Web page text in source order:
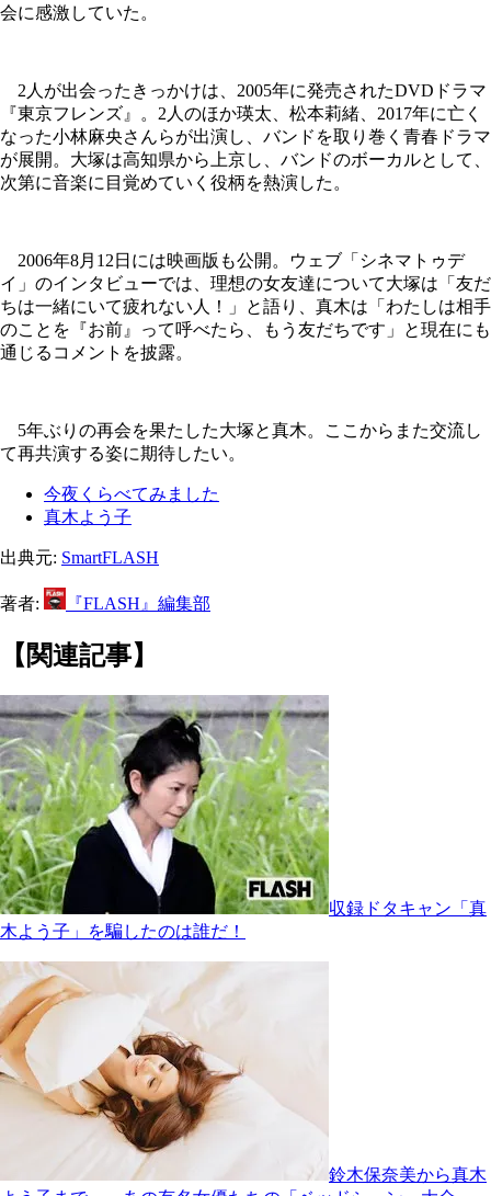
会に感激していた。
2人が出会ったきっかけは、2005年に発売されたDVDドラマ
『東京フレンズ』。2人のほか瑛太、松本莉緒、2017年に亡く
なった小林麻央さんらが出演し、バンドを取り巻く青春ドラマ
が展開。大塚は高知県から上京し、バンドのボーカルとして、
次第に音楽に目覚めていく役柄を熱演した。
2006年8月12日には映画版も公開。ウェブ「シネマトゥデ
イ」のインタビューでは、理想の女友達について大塚は「友だ
ちは一緒にいて疲れない人！」と語り、真木は「わたしは相手
のことを『お前』って呼べたら、もう友だちです」と現在にも
通じるコメントを披露。
5年ぶりの再会を果たした大塚と真木。ここからまた交流し
て再共演する姿に期待したい。
今夜くらべてみました
真木よう子
出典元: SmartFLASH
著者: 『FLASH』編集部
【関連記事】
収録ドタキャン「真
木よう子」を騙したのは誰だ！
鈴木保奈美から真木